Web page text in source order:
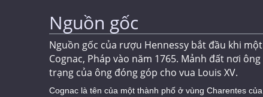
Nguồn gốc
Nguồn gốc của rượu Hennessy bắt đầu khi
Cognac, Pháp vào năm 1765. Mảnh đất nơi
trạng của ông đóng góp cho vua Louis XV.
Cognac là tên của một thành phố ở vùng Charentes